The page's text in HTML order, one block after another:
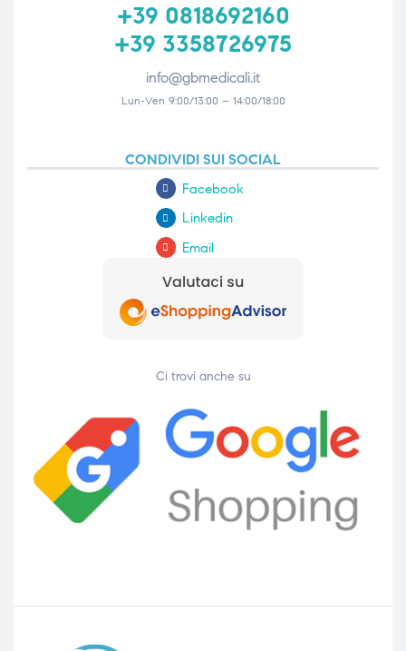
+39 0818692160
+39 3358726975
info@gbmedicali.it
Lun-Ven 9:00/13:00 – 14:00/18:00
CONDIVIDI SUI SOCIAL
Facebook
Linkedin
Email
Ci trovi anche su